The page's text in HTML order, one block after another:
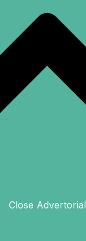
Close Advertorial